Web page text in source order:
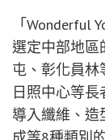
「Wonderful
選定中部地區
屯、彰化員林
日照中心等長
導入纖維、造